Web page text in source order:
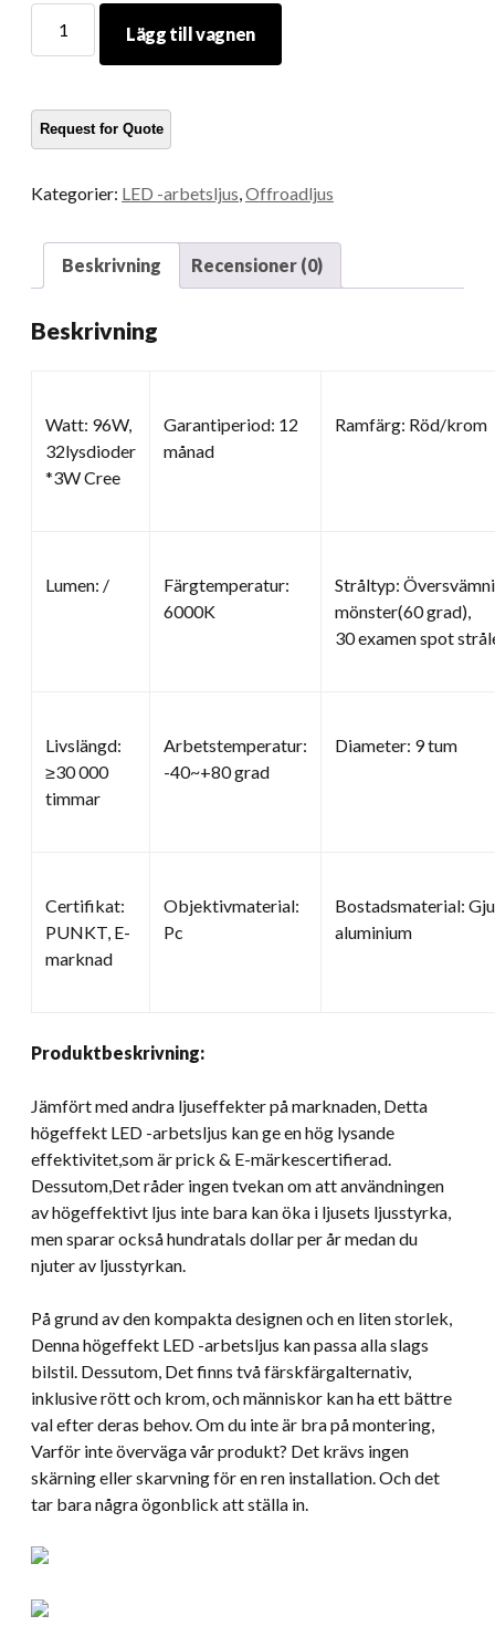
effekt
arbetsljus
kvantitet
Lägg till vagnen
Kategorier: LED -arbetsljus Offroadljus
Beskrivning Recensioner (0)
Beskrivning
Watt: 96W,
32lysdioder
*3W Cree
Garantiperiod: 12
månad
Ramfärg: Röd/krom
Lumen: /
Färgtemperatur:
6000K
Stråltyp:
mönster(60 grad),
30 examen spot
Livslängd:
≥30 000
timmar
Arbetstemperatur:
-40~+80 grad
Diameter: 9 tum
Certifikat:
PUNKT, E-
marknad
Objektivmaterial:
Pc
Bostadsmaterial:
aluminium
Produktbeskrivning:
Jämfört med andra ljuseffekter på marknaden, Detta
högeffekt LED -arbetsljus kan ge en hög lysande
effektivitet,som är prick & E-märkescertifierad.
Dessutom,Det råder ingen tvekan om att användningen
av högeffektivt ljus inte bara kan öka i ljusets ljusstyrka,
men sparar också hundratals dollar per år medan du
njuter av ljusstyrkan.
På grund av den kompakta designen och en liten storlek,
Denna högeffekt LED -arbetsljus kan passa alla slags
bilstil. Dessutom, Det finns två färskfärgalternativ,
inklusive rött och krom, och människor kan ha ett bättre
val efter deras behov. Om du inte är bra på montering,
Varför inte överväga vår produkt? Det krävs ingen
skärning eller skarvning för en ren installation. Och det
tar bara några ögonblick att ställa in.